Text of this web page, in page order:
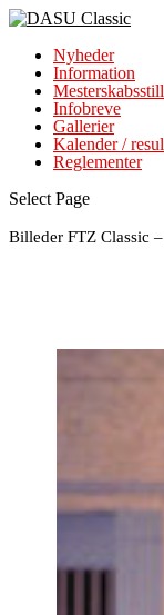
Nyheder
Information
Infobreve
Gallerier
Kalender /
Reglementer
Select Page
Billeder FTZ Classic